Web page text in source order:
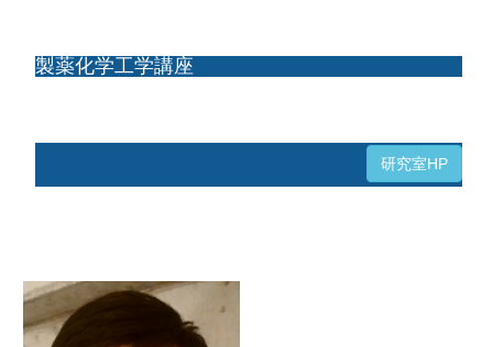
製薬化学工学講座
研究室HP